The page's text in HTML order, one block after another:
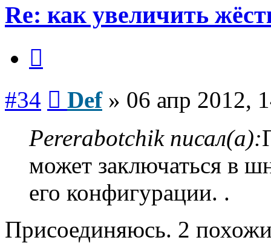
Re: как увеличить
#34 Def» 06 апр 2012,
Pererabotchik писал(а):
может заключаться в
его конфигурации. .
Присоединяюсь. 2